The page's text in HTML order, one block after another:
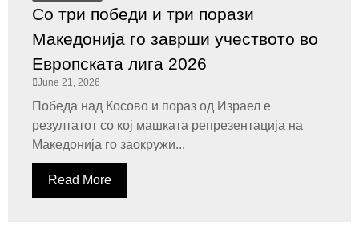
Со три победи и три порази
Македонија го заврши учеството во
Европската лига 2026
June 21, 2026
Победа над Косово и пораз од Израел е
резултатот со кој машката репрезентација на
Македонија го заокружи...
Read More